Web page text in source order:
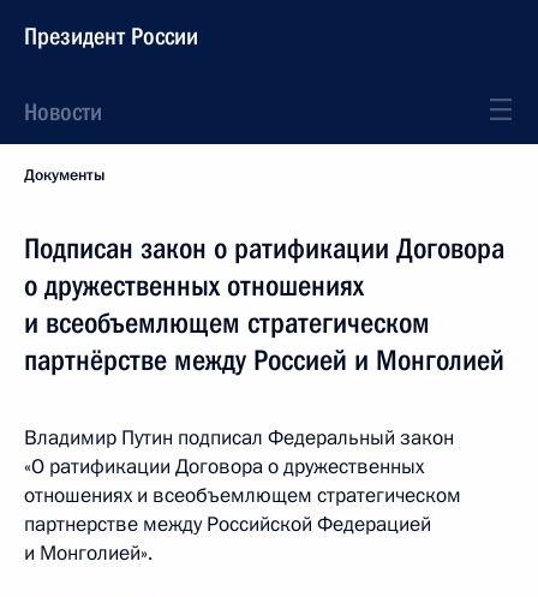
Президент России
Новости
Документы
Подписан закон о ратификации Договора
о дружественных отношениях
и всеобъемлющем стратегическом
партнёрстве между Россией и Монголией
Владимир Путин подписал Федеральный закон
«О ратификации Договора о дружественных
отношениях и всеобъемлющем стратегическом
партнерстве между Российской Федерацией
и Монголией».